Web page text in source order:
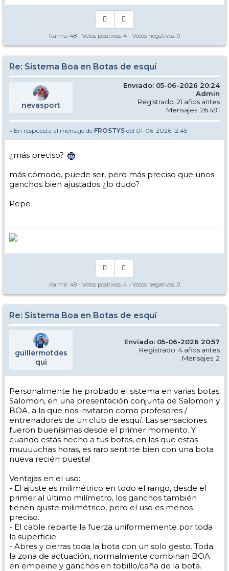
Karma: 48 - Votos positivos: 4 - Votos negativos: 0
Re: Sistema Boa en Botas de esquí
nevasport
Enviado: 05-06-2026 20:24
Admin
Registrado: 21 años antes
Mensajes: 26.491
» En respuesta al mensaje de FROSTYS del 01-06-2026 12:45
¿más preciso?
más cómodo, puede ser, pero más preciso que unos
ganchos bien ajustados ¿lo dudo?
Pepe
Karma: 48 - Votos positivos: 4 - Votos negativos: 0
Re: Sistema Boa en Botas de esquí
guillermotdes
qui
Enviado: 05-06-2026 20:57
Registrado: 4 años antes
Mensajes: 2
Personalmente he probado el sistema en varias botas
Salomon, en una presentación conjunta de Salomon y
BOA, a la que nos invitaron como profesores /
entrenadores de un club de esquí. Las sensaciones
fueron buenísimas desde el primer momento. Y
cuando estás hecho a tus botas, en las que estas
muuuuchas horas, es raro sentirte bien con una bota
nueva recién puesta!
Ventajas en el uso:
- El ajuste es milimétrico en todo el rango, desde el
primer al último milímetro, los ganchos también
tienen ajuste milimétrico, pero el uso es menos
preciso.
- El cable reparte la fuerza uniformemente por toda
la superficie.
- Abres y cierras toda la bota con un solo gesto. Toda
la zona de actuación, normalmente combinan BOA
en empeine y ganchos en tobillo/caña de la bota.